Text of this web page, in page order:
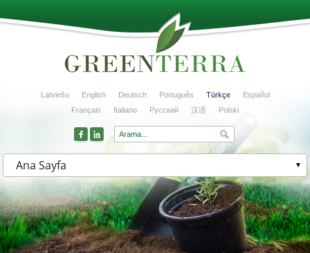
Latviešu English Deutsch Português Türkçe
Español
Français
Italiano Русский 汉语 Polski
Ana Sayfa